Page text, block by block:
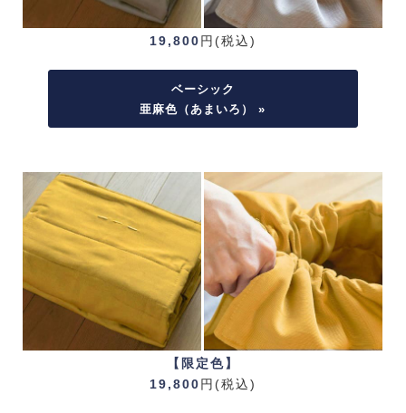
19,800円(税込)
ベーシック
亜麻色（あまいろ） »
【限定色】
19,800円(税込)